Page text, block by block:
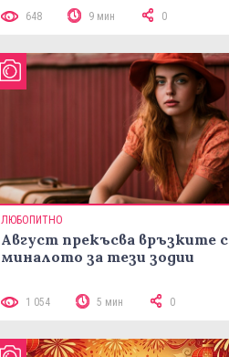
648 9 мин 0
ЛЮБОПИТНО
Август прекъсва връзките с
миналото за тези зодии
1 054 5 мин 0